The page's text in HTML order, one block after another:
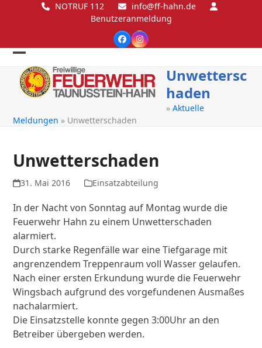
NOTRUF 112
info@ff-hahn.de
Benutzeranmeldung
FacebookInstagram
Open
mobile
Close
mobile
Unwettersc
haden
»Aktuelle
Meldungen » Unwetterschaden
Unwetterschaden
31. Mai 2016 Einsatzabteilung
In der Nacht von Sonntag auf Montag wurde die
Feuerwehr Hahn zu einem Unwetterschaden
alarmiert.
Durch starke Regenfälle war eine Tiefgarage mit
angrenzendem Treppenraum voll Wasser gelaufen.
Nach einer ersten Erkundung wurde die Feuerwehr
Wingsbach aufgrund des vorgefundenen Ausmaßes
nachalarmiert.
Die Einsatzstelle konnte gegen 3:00Uhr an den
Betreiber übergeben werden.